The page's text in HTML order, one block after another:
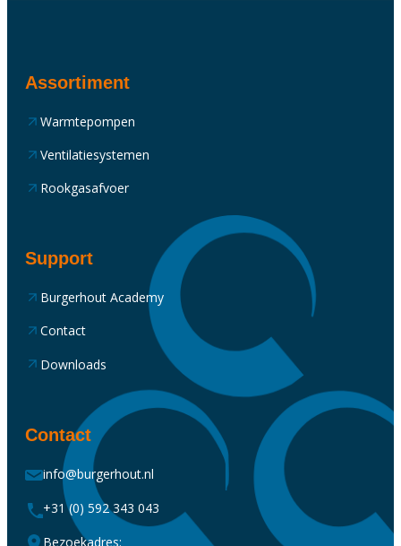
Assortiment
Warmtepompen
Ventilatiesystemen
Rookgasafvoer
Support
Burgerhout Academy
Contact
Downloads
Contact
info@burgerhout.nl
+31 (0) 592 343 043
Bezoekadres: